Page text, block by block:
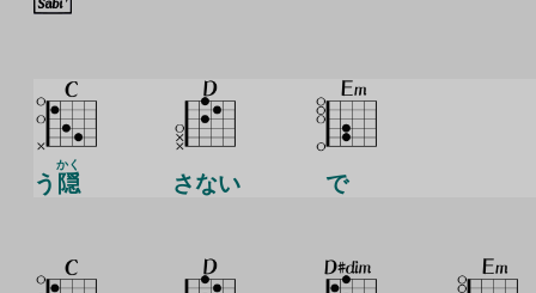
う 隠
かく
さない で